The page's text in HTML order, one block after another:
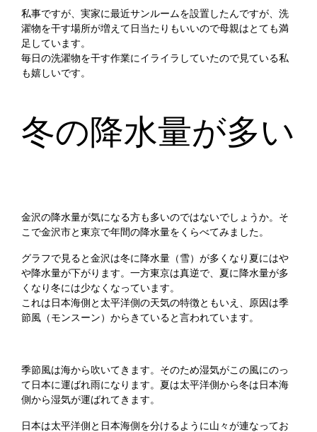
私事ですが、実家に最近サンルームを設置したんですが、洗
濯物を干す場所が増えて日当たりもいいので母親はとても満
足しています。
毎日の洗濯物を干す作業にイライラしていたので見ている私
も嬉しいです。
冬の降水量が多い
金沢の降水量が気になる方も多いのではないでしょうか。そ
こで金沢市と東京で年間の降水量をくらべてみました。
グラフで見ると金沢は冬に降水量（雪）が多くなり夏にはや
や降水量が下がります。一方東京は真逆で、夏に降水量が多
くなり冬には少なくなっています。
これは日本海側と太平洋側の天気の特徴ともいえ、原因は季
節風（モンスーン）からきていると言われています。
季節風は海から吹いてきます。そのため湿気がこの風にのっ
て日本に運ばれ雨になります。夏は太平洋側から冬は日本海
側から湿気が運ばれてきます。
日本は太平洋側と日本海側を分けるように山々が連なってお